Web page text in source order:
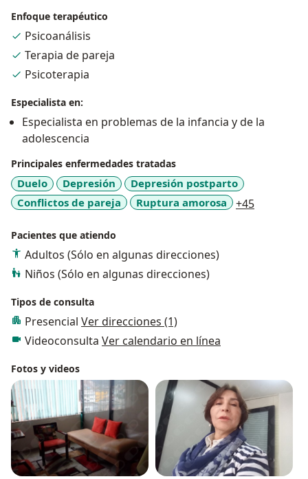
Enfoque terapéutico
Psicoanálisis
Terapia de pareja
Psicoterapia
Especialista en:
Especialista en problemas de la infancia y de la
adolescencia
Principales enfermedades tratadas
Duelo Depresión
Depresión postparto
Conflictos de pareja
Ruptura amorosa +45
Pacientes que atiendo
Adultos (Sólo en algunas direcciones)
Niños (Sólo en algunas direcciones)
Tipos de consulta
Presencial Ver direcciones (1)
Videoconsulta Ver calendario en línea
Fotos y videos